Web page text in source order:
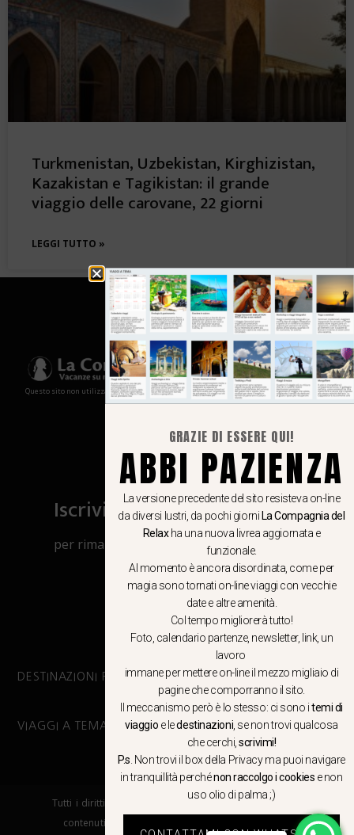
Turkmenistan, Uzbekistan, Kirghizistan,
Kazakistan e Tagikistan: il grande
viaggio delle carovane, 22 giorni
LEGGI TUTTO »
Questo sito non utilizza cookies e non memorizza in alcun modo le tue informazioni
Iscriviti al canale Whatsapp
per rimanere aggiornato su viaggi, eventi
e notizie!
CLICCA QUI
DESTINAZIONI PRINCIPALI
VIAGGI A TEMA
Tutti i diritti riservati. E’ vietata la copia e la riproduzione dei
contenuti in qualsiasi modo o forma. – COPYRIGHT ©LA
GRAZIE DI ESSERE QUI!
ABBI PAZIENZA
La versione precedente del sito resisteva on-line
da diversi lustri, da pochi giorni La Compagnia del
Relaxha una nuova livrea aggiornata e
funzionale.
Al momento è ancora disordinata, come per
magia sono tornati on-line viaggi con vecchie
date e altre amenità.
Col tempo migliorerà tutto!
Foto, calendario partenze, newsletter, link, un
lavoro
immane per mettere on-line il mezzo migliaio di
pagine che comporranno il sito.
Il meccanismo però è lo stesso: ci sono itemi di
viaggio e ledestinazioni , se non trovi qualcosa
che cerchi,scrivimi!
P.s . Non trovi il box della Privacy ma puoi navigare
in tranquillità perchénon raccolgo i cookies e non
uso olio di palma ;)